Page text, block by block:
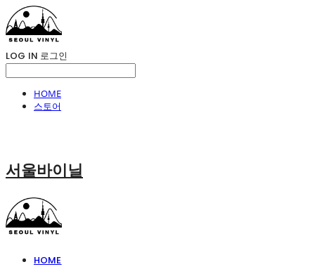
LOG IN 로그인
HOME
스토어
서울바이닐
HOME